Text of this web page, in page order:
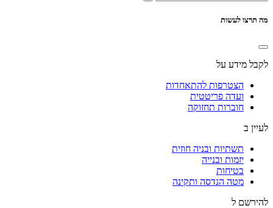
מה תרצו לעשות
לקבל מידע על
הצטרפות להתאחדות
ועדה פריטטית
חוברות תחזוקה
לעיין ב
תשתיות ובניה חוזית
יזמות ובנייה
בטיחות
מטה הנדסה ותקינה
להירשם ל